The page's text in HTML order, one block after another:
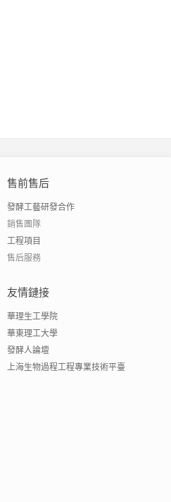
售前售后
發酵工藝研發合作
銷售團隊
工程項目
售后服務
友情鏈接
華理生工學院
華東理工大學
發酵人論壇
上海生物過程工程專業技術平臺